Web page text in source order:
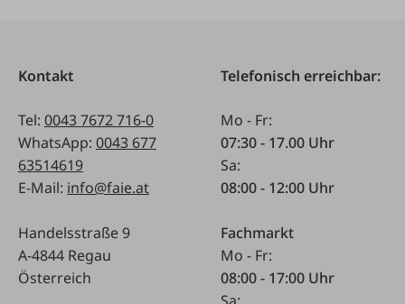
Kontakt
Tel: 0043 7672 716-0
WhatsApp: 0043 677
63514619
E-Mail: info@faie.at
Handelsstraße 9
A-4844 Regau
Österreich
Telefonisch erreichbar:
Mo - Fr:
07:30 - 17.00 Uhr
Sa:
08:00 - 12:00 Uhr
Fachmarkt
Mo - Fr:
08:00 - 17:00 Uhr